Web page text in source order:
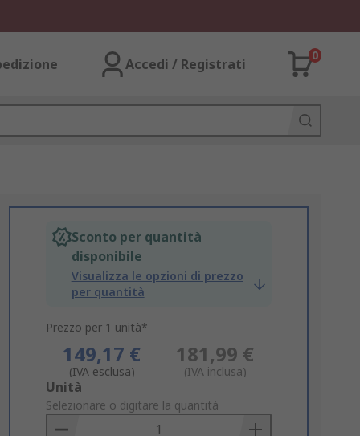
Accedi / Registrati
0
Sconto per quantità
disponibile
Visualizza le opzioni di prezzo
per quantità
Prezzo per 1 unità*
149,17 €
(IVA esclusa)
181,99 €
(IVA inclusa)
Add
to
Basket
Unità
Selezionare o digitare la quantità